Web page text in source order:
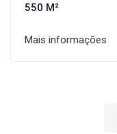
550 M²
Mais informações